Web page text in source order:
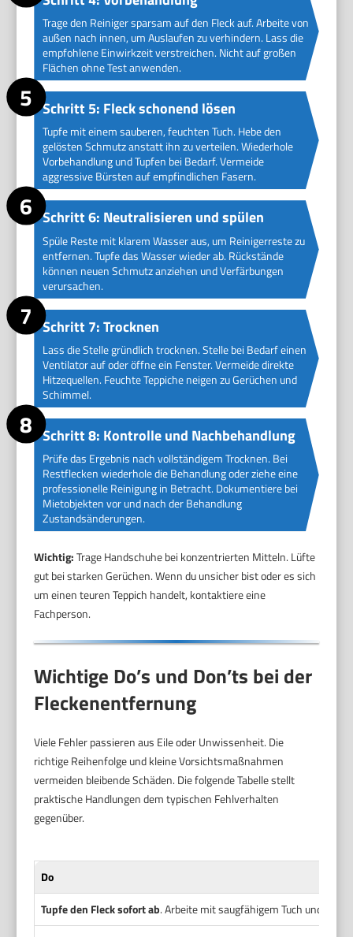
Trage den Reiniger sparsam auf den Fleck auf. Arbeite von
außen nach innen, um Auslaufen zu verhindern. Lass die
empfohlene Einwirkzeit verstreichen. Nicht auf großen
Flächen ohne Test anwenden.
Schritt 5: Fleck schonend lösen
Tupfe mit einem sauberen, feuchten Tuch. Hebe den
gelösten Schmutz anstatt ihn zu verteilen. Wiederhole
Vorbehandlung und Tupfen bei Bedarf. Vermeide
aggressive Bürsten auf empfindlichen Fasern.
Schritt 6: Neutralisieren und spülen
Spüle Reste mit klarem Wasser aus, um Reinigerreste zu
entfernen. Tupfe das Wasser wieder ab. Rückstände
können neuen Schmutz anziehen und Verfärbungen
verursachen.
Schritt 7: Trocknen
Lass die Stelle gründlich trocknen. Stelle bei Bedarf einen
Ventilator auf oder öffne ein Fenster. Vermeide direkte
Hitzequellen. Feuchte Teppiche neigen zu Gerüchen und
Schimmel.
Schritt 8: Kontrolle und Nachbehandlung
Prüfe das Ergebnis nach vollständigem Trocknen. Bei
Restflecken wiederhole die Behandlung oder ziehe eine
professionelle Reinigung in Betracht. Dokumentiere bei
Mietobjekten vor und nach der Behandlung
Zustandsänderungen.
Wichtig:Trage Handschuhe bei konzentrierten Mitteln. Lüfte
gut bei starken Gerüchen. Wenn du unsicher bist oder es sich
um einen teuren Teppich handelt, kontaktiere eine
Fachperson.
Wichtige Do’s und Don’ts bei der
Fleckenentfernung
Viele Fehler passieren aus Eile oder Unwissenheit. Die
richtige Reihenfolge und kleine Vorsichtsmaßnahmen
vermeiden bleibende Schäden. Die folgende Tabelle stellt
praktische Handlungen dem typischen Fehlverhalten
gegenüber.
Do
Tupfe den Fleck sofort ab. Arbeite mit saugfähigem Tuch und